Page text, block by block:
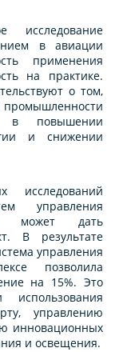
исследование
в авиации
применения
на практике.
о том,
промышленности
в повышении
и снижении
исследований
управления
может дать
В результате
управления
позволила
на 15%. Это
использования
управлению
инновационных
и освещения.